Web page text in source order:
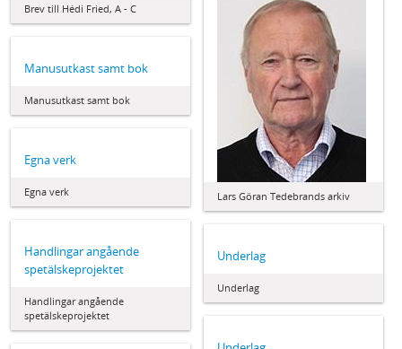
Brev till Hédi Fried, A - C
Lars Göran Tedebrands arkiv
Manusutkast samt bok
Manusutkast samt bok
Egna verk
Egna verk
Handlingar angående
spetälskeprojektet
Handlingar angående
spetälskeprojektet
Underlag
Underlag